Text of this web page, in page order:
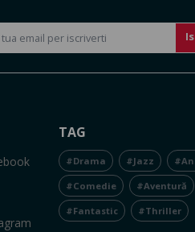
TAG
#Drama #Jazz
#Comedie #Aventură
#Fantastic #Thriller